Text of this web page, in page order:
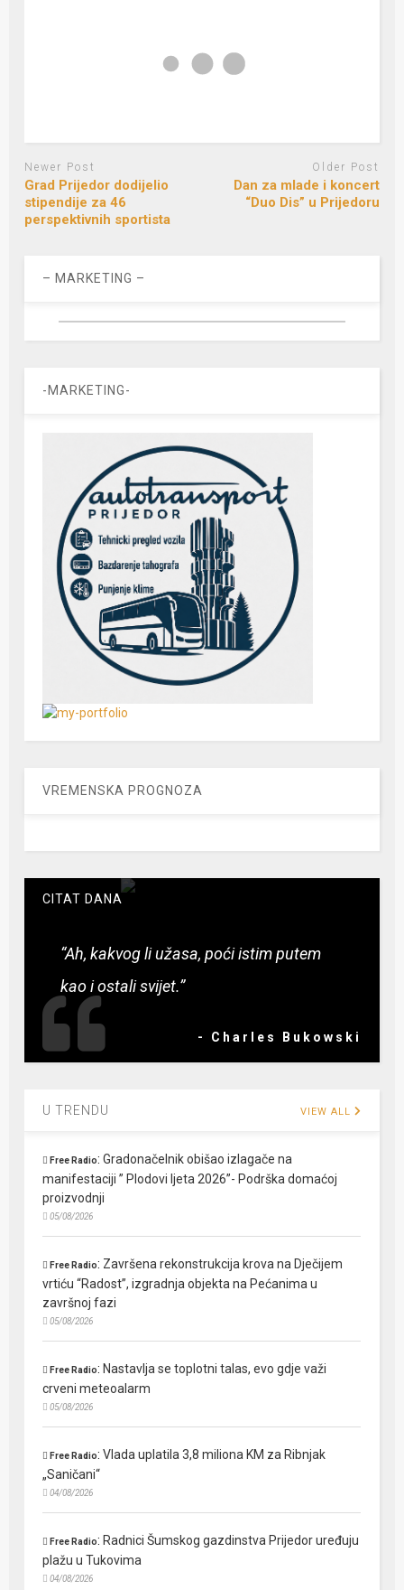
Newer Post
Grad Prijedor dodijelio
stipendije za 46
perspektivnih sportista
Older Post
Dan za mlade i koncert
“Duo Dis” u Prijedoru
– MARKETING –
-MARKETING-
VREMENSKA PROGNOZA
CITAT DANA
“Ah, kakvog li užasa, poći istim putem
kao i ostali svijet.”
- Charles Bukowski
U TRENDU VIEW ALL
Free Radio:Gradonačelnik obišao izlagače na
manifestaciji ” Plodovi ljeta 2026”- Podrška domaćoj
proizvodnji
05/08/2026
Free Radio: Završena rekonstrukcija krova na Dječijem
vrtiću “Radost”, izgradnja objekta na Pećanima u
završnoj fazi
05/08/2026
Free Radio: Nastavlja se toplotni talas, evo gdje važi
crveni meteoalarm
05/08/2026
Free Radio:Vlada uplatila 3,8 miliona KM za Ribnjak
„Saničani“
04/08/2026
Free Radio: Radnici Šumskog gazdinstva Prijedor uređuju
plažu u Tukovima
04/08/2026